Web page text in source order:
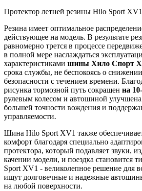
Протектор летней резины Hilo Sport XV1
Резина имеет оптимальное
действующее на модель. В результате
равномерно трется в процессе
в полной мере наслаждаться
характеристиками шины Хило Спорт
срока службы, не беспокоясь о
безопасности с течением времени.
рисунка тормозной путь сокращен на
рулевым колесом и автошиной
большей точности вождения и
управляемости.
Шина Hilo Sport XV1 также
комфорт благодаря специально
протектора, который подавляет звуки,
качении модели, и поездка становится
Sport XV1 - великолепное решение для
ищут долговечные и надежные
на любой поверхности.